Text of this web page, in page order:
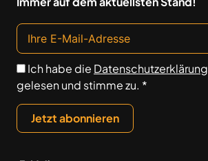
Ich habe die Datenschutzerklärung
gelesen und stimme zu. *
Jetzt abonnieren